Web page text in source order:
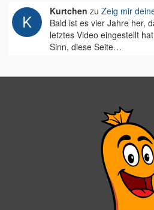
Kurtchen zu Zeig mir
Bald ist es vier Jahre her,
letztes Video eingestellt
Sinn, diese Seite…